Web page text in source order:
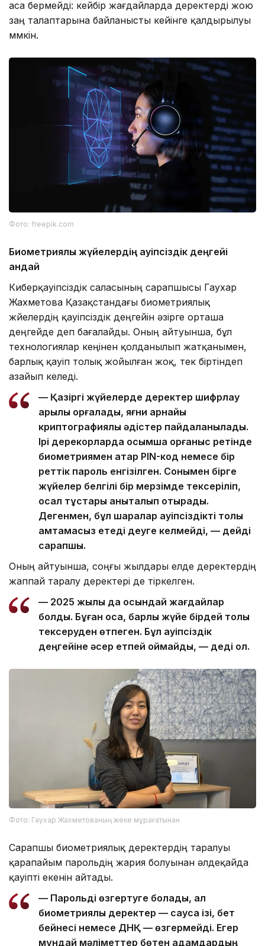
аса бермейді: кейбір жағдайларда деректерді жою
заң талаптарына байланысты кейінге қалдырылуы
мүмкін.
Фото: freepik.com
Биометриялық жүйелердің қауіпсіздік деңгейі
қандай
Киберқауіпсіздік саласының сарапшысы Гаухар
Жахметова Қазақстандағы биометриялық
жүйелердің қауіпсіздік деңгейін әзірге орташа
деңгейде деп бағалайды. Оның айтуынша, бұл
технологиялар кеңінен қолданылып жатқанымен,
барлық қауіп толық жойылған жоқ, тек біртіндеп
азайып келеді.
— Қазіргі жүйелерде деректер шифрлау
арқылы қорғалады, яғни арнайы
криптографиялық әдістер пайдаланылады.
Ірі дерекқорларда қосымша қорғаныс ретінде
биометриямен қатар PIN-код немесе бір
реттік пароль енгізілген. Сонымен бірге
жүйелер белгілі бір мерзімде тексеріліп,
осал тұстары анықталып отырады.
Дегенмен, бұл шаралар қауіпсіздікті толық
қамтамасыз етеді деуге келмейді, — дейді
сарапшы.
Оның айтуынша, соңғы жылдары елде деректердің
жаппай таралу деректері де тіркелген.
— 2025 жылы да осындай жағдайлар
болды. Бұған қоса, барлық жүйе бірдей толық
тексеруден өтпеген. Бұл қауіпсіздік
деңгейіне әсер етпей қоймайды, — деді ол.
Фото: Гаухар Жахметованың жеке мұрағатынан
Сарапшы биометриялық деректердің таралуы
қарапайым парольдің жария болуынан әлдеқайда
қауіпті екенін айтады.
— Парольді өзгертуге болады, ал
биометриялық деректер — саусақ ізі, бет
бейнесі немесе ДНҚ — өзгермейді. Егер
мұндай мәліметтер бөтен адамдардың